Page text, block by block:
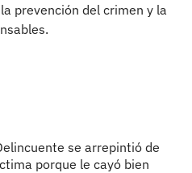
prevención del crimen y la
se arrepintió de
porque le cayó bien